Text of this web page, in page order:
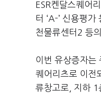
ESR켄달스퀘어
터 ‘A-’ 신용평
천물류센터2 등
이번 유상증자는
퀘어리츠로 이전
류창고로, 지하